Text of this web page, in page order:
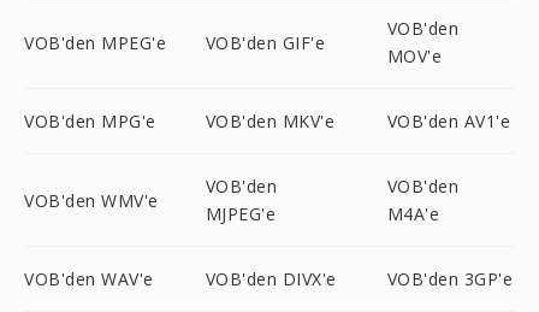
VOB'den MPEG'e VOB'den GIF'e
VOB'den
MOV'e
VOB'den MPG'e VOB'den MKV'e VOB'den AV1'e
VOB'den WMV'e
VOB'den
MJPEG'e
VOB'den
M4A'e
VOB'den WAV'e VOB'den DIVX'e VOB'den 3GP'e